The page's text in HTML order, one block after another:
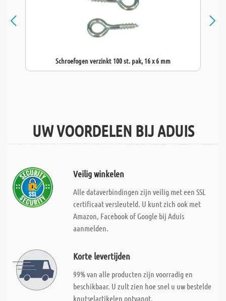
Schroefogen verzinkt 100 st. pak, 16 x 6 mm
UW VOORDELEN BIJ ADUIS
Veilig winkelen
Alle dataverbindingen zijn veilig met een SSL
certificaat versleuteld. U kunt zich ook met
Amazon, Facebook of Google bij Aduis
aanmelden.
Korte levertijden
99% van alle producten zijn voorradig en
beschikbaar. U zult zien hoe snel u uw bestelde
knutselartikelen ontvangt.